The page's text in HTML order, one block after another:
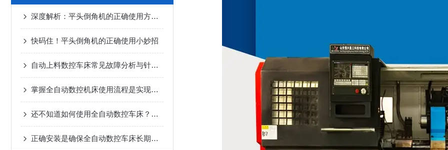
深度解析：平头倒角机的正确使用方法全攻略
快码住！平头倒角机的正确使用小妙招
自动上料数控车床常见故障分析与针对性解决方法分享
掌握全自动数控机床使用流程是实现长期正常运行的根本保障
还不知道如何使用全自动数控车床？进来看
正确安装是确保全自动数控车床长期稳定性的关键步骤